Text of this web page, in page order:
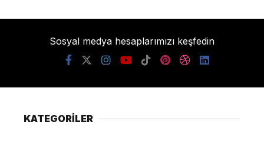
Sosyal medya hesaplarımızı keşfedin
KATEGORİLER